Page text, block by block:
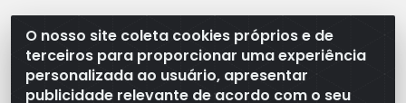
O nosso site coleta cookies próprios e de
terceiros para proporcionar uma experiência
personalizada ao usuário, apresentar
publicidade relevante de acordo com o seu
WB Componentes Automotivos LTDA - CNPJ
08.528.393/0001-12 - Rua do Níquel, 667 - Parque
Oeste Industrial, Goiânia/GO - CEP 74375-660